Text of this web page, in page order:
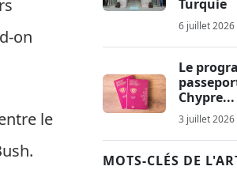
on
le
Turquie
6 juillet 2026
Le
Chypre...
3 juillet 2026
MOTS-CLÉS DE